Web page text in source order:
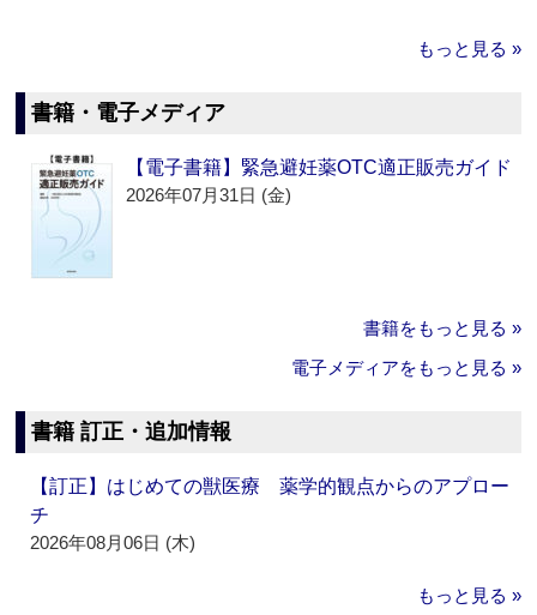
もっと見る »
書籍・電子メディア
【電子書籍】緊急避妊薬OTC適正販売ガイド
2026年07月31日 (金)
書籍をもっと見る »
電子メディアをもっと見る »
書籍 訂正・追加情報
【訂正】はじめての獣医療 薬学的観点からのアプロー
チ
2026年08月06日 (木)
もっと見る »